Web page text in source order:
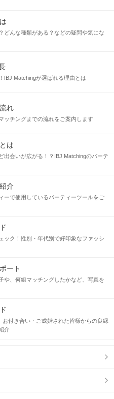
どんな種類がある？などの疑問や気にな
IBJ Matchingが選ばれる理由とは
れ
ッチングまでの流れをご案内します
は
出会いが広がる！？IBJ Matchingのパーテ
介
ーで使用しているパーティーツールをご
ック！性別・年代別で好印象なファッシ
ート
や、何組マッチングしたかなど、写真を
お付き合い・ご成婚された皆様からの良縁
介